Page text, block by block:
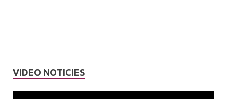
VIDEO NOTICIES